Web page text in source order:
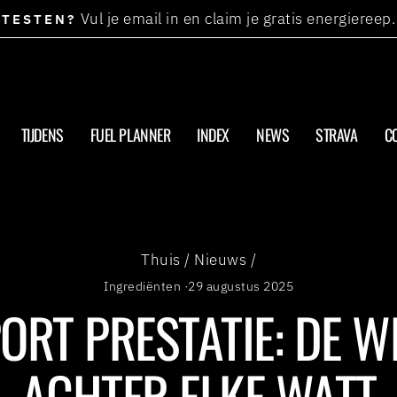
Diavoorstelling
TESTEN? Vul je email in en claim je gratis energiereep.
TIJDENS FUEL PLANNER INDEX NEWS STRAVA
Thuis / Nieuws /
Ingrediënten ·29 augustus 2025
PRESTATIE: DE